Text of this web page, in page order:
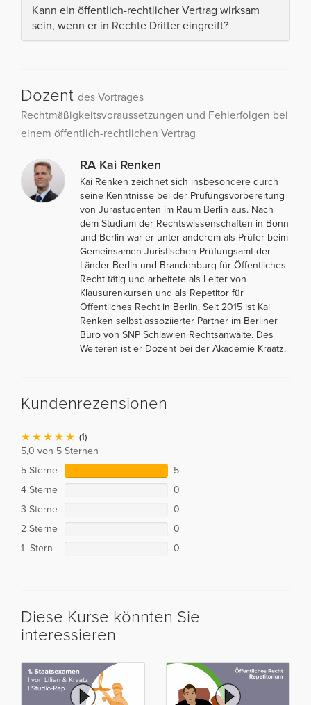
Kann ein öffentlich-rechtlicher Vertrag wirksam
sein, wenn er in Rechte Dritter eingreift?
Dozent des Vortrages
Rechtmäßigkeitsvoraussetzungen und Fehlerfolgen bei
einem öffentlich-rechtlichen Vertrag
RA Kai Renken
Kai Renken zeichnet sich insbesondere durch
seine Kenntnisse bei der Prüfungsvorbereitung
von Jurastudenten im Raum Berlin aus. Nach
dem Studium der Rechtswissenschaften in Bonn
und Berlin war er unter anderem als Prüfer beim
Gemeinsamen Juristischen Prüfungsamt der
Länder Berlin und Brandenburg für Öffentliches
Recht tätig und arbeitete als Leiter von
Klausurenkursen und als Repetitor für
Öffentliches Recht in Berlin. Seit 2015 ist Kai
Renken selbst assoziierter Partner im Berliner
Büro von SNP Schlawien Rechtsanwälte. Des
Weiteren ist er Dozent bei der Akademie Kraatz.
Kundenrezensionen
(1)
5,0 von 5 Sternen
5 Sterne
5
4 Sterne
0
3 Sterne
0
2 Sterne
0
1 Stern
0
Diese Kurse könnten Sie
interessieren